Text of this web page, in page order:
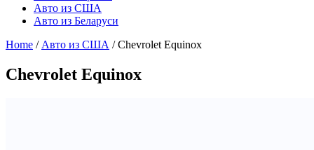
Авто из США
Авто из Беларуси
Home / Авто из США / Chevrolet Equinox
Chevrolet Equinox